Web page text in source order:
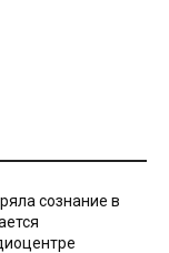
сознание в